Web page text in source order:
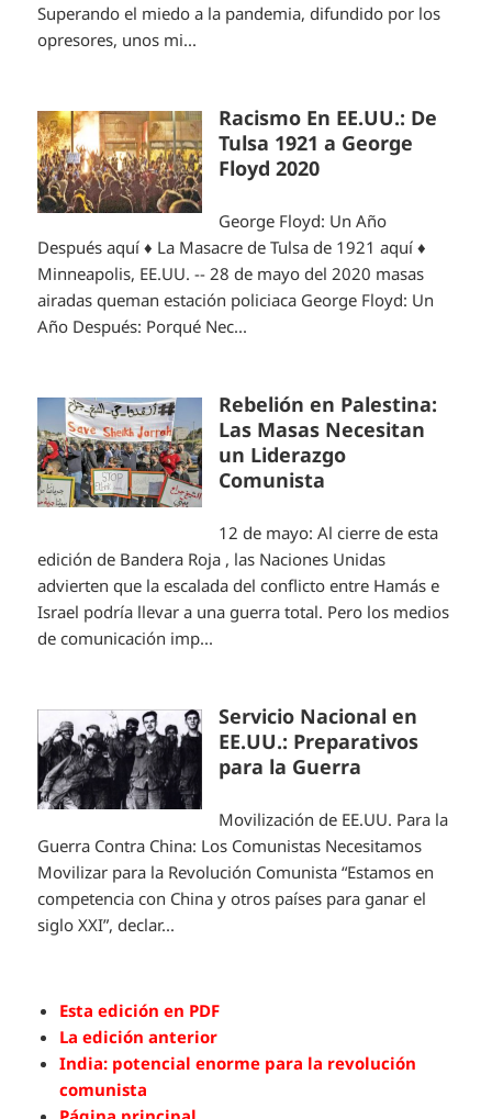
Superando el miedo a la pandemia, difundido por los
opresores, unos mi...
Racismo En EE.UU.: De
Tulsa 1921 a George
Floyd 2020
George Floyd: Un Año
Después aquí ♦ La Masacre de Tulsa de 1921 aquí ♦
Minneapolis, EE.UU. -- 28 de mayo del 2020 masas
airadas queman estación policiaca George Floyd: Un
Año Después: Porqué Nec...
Rebelión en Palestina:
Las Masas Necesitan
un Liderazgo
Comunista
12 de mayo: Al cierre de esta
edición de Bandera Roja , las Naciones Unidas
advierten que la escalada del conflicto entre Hamás e
Israel podría llevar a una guerra total. Pero los medios
de comunicación imp...
Servicio Nacional en
EE.UU.: Preparativos
para la Guerra
Movilización de EE.UU. Para la
Guerra Contra China: Los Comunistas Necesitamos
Movilizar para la Revolución Comunista “Estamos en
competencia con China y otros países para ganar el
siglo XXI”, declar...
Esta edición en PDF
La edición anterior
India: potencial enorme para la revolución
comunista